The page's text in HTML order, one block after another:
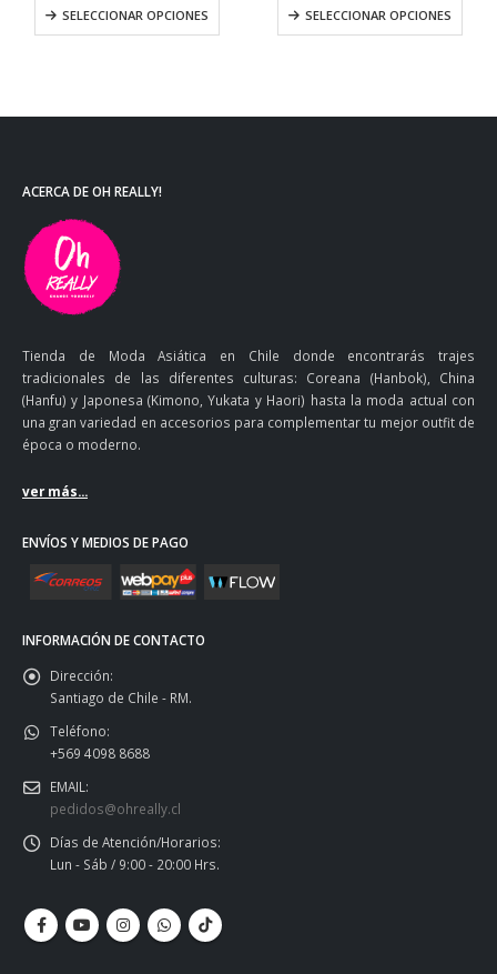
SELECCIONAR OPCIONES SELECCIONAR OPCIONES
ACERCA DE OH REALLY!
Tienda de Moda Asiática en Chile donde encontrarás trajes
tradicionales de las diferentes culturas: Coreana (Hanbok), China
(Hanfu) y Japonesa (Kimono, Yukata y Haori) hasta la moda actual con
una gran variedad en accesorios para complementar tu mejor outfit de
época o moderno.
ver más...
ENVÍOS Y MEDIOS DE PAGO
INFORMACIÓN DE CONTACTO
Dirección:
Santiago de Chile - RM.
Teléfono:
+569 4098 8688
EMAIL:
pedidos@ohreally.cl
Días de Atención/Horarios:
Lun - Sáb / 9:00 - 20:00 Hrs.